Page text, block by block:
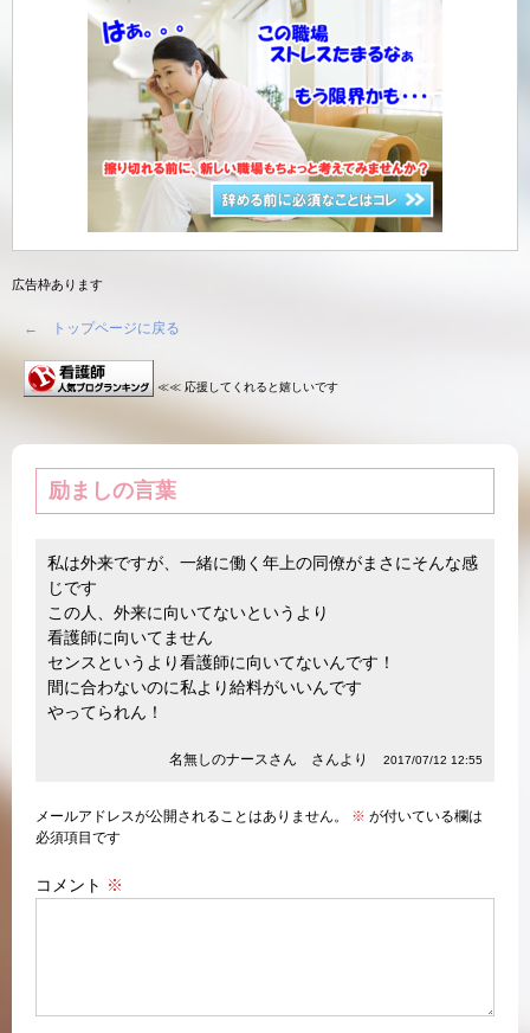
広告枠あります
← トップページに戻る
≪≪ 応援してくれると嬉しいです
励ましの言葉
私は外来ですが、一緒に働く年上の同僚がまさにそんな感
じです
この人、外来に向いてないというより
看護師に向いてません
センスというより看護師に向いてないんです！
間に合わないのに私より給料がいいんです
やってられん！
名無しのナースさん さんより 2017/07/12 12:55
メールアドレスが公開されることはありません。 ※ が付いている欄は
必須項目です
コメント ※